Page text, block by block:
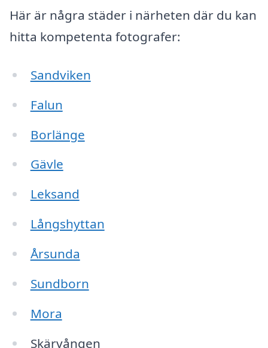
Här är några städer i närheten där du kan
hitta kompetenta fotografer:
Sandviken
Falun
Borlänge
Gävle
Leksand
Långshyttan
Årsunda
Sundborn
Mora
Skärvången